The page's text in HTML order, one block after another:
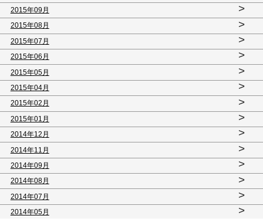
2015年09月 >
2015年08月 >
2015年07月 >
2015年06月 >
2015年05月 >
2015年04月 >
2015年02月 >
2015年01月 >
2014年12月 >
2014年11月 >
2014年09月 >
2014年08月 >
2014年07月 >
2014年05月 >